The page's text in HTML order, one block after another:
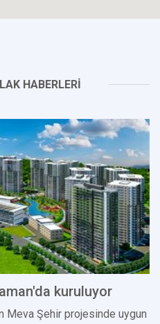
HABERLERİ
kuruluyor
Meva Şehir projesinde uygun